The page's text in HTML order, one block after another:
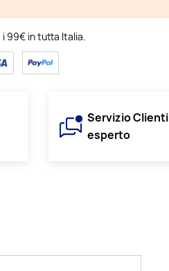
99€ in tutta Italia.
Servizio Clienti
esperto